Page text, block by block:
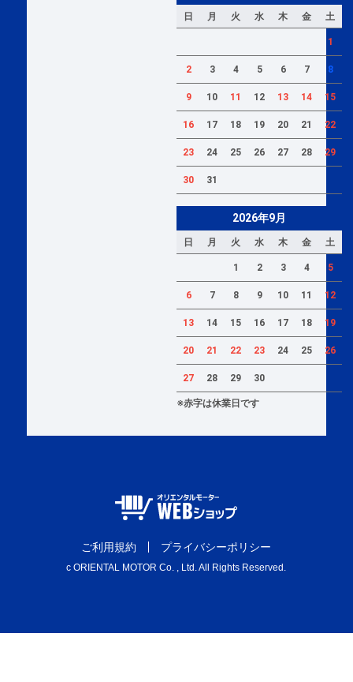
ご利用規約 プライバシーポリシー
c ORIENTAL MOTOR Co. , Ltd. All Rights Reserved.
日 月 火 水 木 金 土
1
2 3 4 5 6 7 8
9 10 11 12 13 14 15
16 17 18 19 20 21 22
23 24 25 26 27 28 29
30 31
2026年9月
日 月 火 水 木 金 土
1 2 3 4 5
6 7 8 9 10 11 12
13 14 15 16 17 18 19
20 21 22 23 24 25 26
27 28 29 30
※赤字は休業日です